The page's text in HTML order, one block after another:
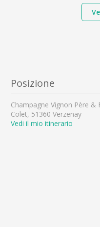
Posizione
Champagne Vignon Père &
Colet, 51360 Verzenay
Vedi il mio itinerario